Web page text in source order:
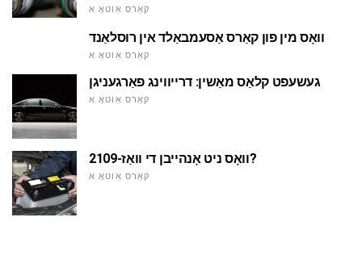
קאַרס אַוטאָ א
וואָס מין פון קאַרס אַסעמבאַלד אין רוסלאַנד
קאַרס אַוטאָ א
געשעפט קלאַס מאַשין: דרייווינג פאַרגעניגן
קאַרס אַוטאָ א
וואָס ניט אָנהייבן די וואַז-2109?
קאַרס אַוטאָ א